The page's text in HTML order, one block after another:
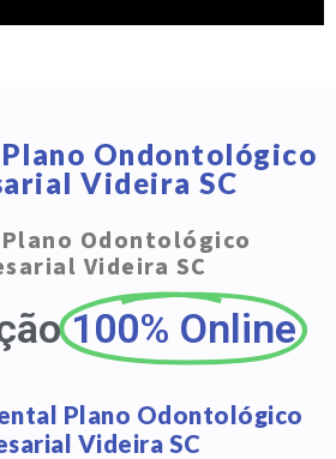
Ondontológico
Videira SC
Odontológico
Videira SC
100% Online
Plano Odontológico
Videira SC